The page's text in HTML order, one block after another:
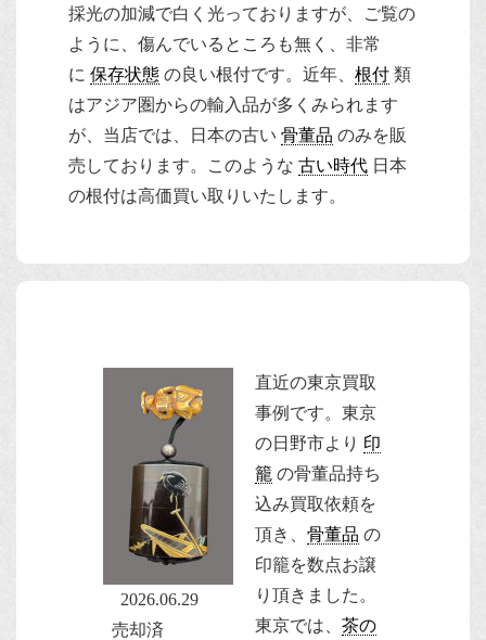
採光の加減で白く光っておりますが、ご覧の
ように、傷んでいるところも無く、非常
に 保存状態 の良い根付です。近年、 根付 類
はアジア圏からの輸入品が多くみられます
が、当店では、日本の古い 骨董品 のみを販
売しております。このような 古い時代 日本
の根付は高価買い取りいたします。
2026.06.29
売却済
直近の東京買取
事例です。 東京
の日野市より 印
籠 の骨董品持ち
込み買取依頼を
頂き、 骨董品 の
印籠を数点お譲
り頂きました。
東京では、 茶の